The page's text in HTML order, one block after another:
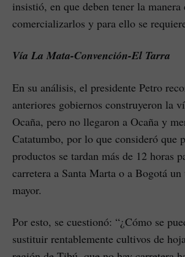
insistió, en que deben tener la manera
comercializarlos y para ello se
Vía La Mata-Convención-El Tarra
En su análisis, el presidente Petro
anteriores gobiernos construyeron la
Ocaña, pero no llegaron a Ocaña y
Catatumbo, por lo que consideró que
productos se tardan más de 12 horas
carretera a Santa Marta o a Bogotá
mayor.
Por esto, se cuestionó: “¿Cómo se
sustituir rentablemente cultivos de